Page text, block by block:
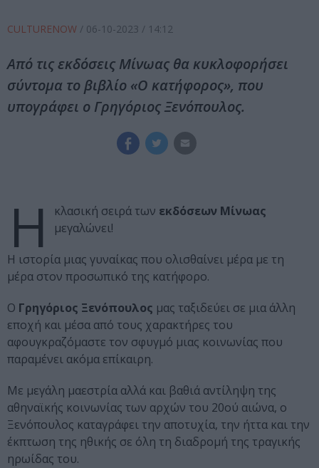
CULTURENOW / 06-10-2023 / 14:12
Από τις εκδόσεις Μίνωας θα κυκλοφορήσει
σύντομα το βιβλίο «Ο κατήφορος», που
υπογράφει ο Γρηγόριος Ξενόπουλος.
Η κλασική σειρά των εκδόσεων Μίνωας
μεγαλώνει!
Η ιστορία μιας γυναίκας που ολισθαίνει μέρα με τη
μέρα στον προσωπικό της κατήφορο.
Ο Γρηγόριος Ξενόπουλος μας ταξιδεύει σε μια άλλη
εποχή και μέσα από τους χαρακτήρες του
αφουγκραζόμαστε τον σφυγμό μιας κοινωνίας που
παραμένει ακόμα επίκαιρη.
Με μεγάλη μαεστρία αλλά και βαθιά αντίληψη της
αθηναϊ­κής κοινωνίας των αρχών του 20ού αιώνα, ο
Ξενόπουλος καταγράφει την αποτυχία, την ήττα και την
έκπτωση της ηθικής σε όλη τη διαδρομή της τραγικής
ηρωίδας του.